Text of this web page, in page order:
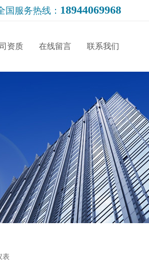
国服务热线： 18944069968
资质 在线留言 联系我们
表